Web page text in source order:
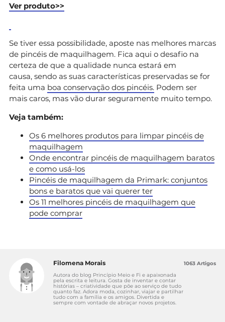
Ver produto>>
Se tiver essa possibilidade, aposte nas melhores marcas
de pincéis de maquilhagem. Fica aqui o desafio na
certeza de que a qualidade nunca estará em
causa, sendo as suas características preservadas se for
feita uma boa conservação dos pincéis. Podem ser
mais caros, mas vão durar seguramente muito tempo.
Veja também:
Os 6 melhores produtos para limpar pincéis de
maquilhagem
Onde encontrar pincéis de maquilhagem baratos
e como usá-los
Pincéis de maquilhagem da Primark: conjuntos
bons e baratos que vai querer ter
Os 11 melhores pincéis de maquilhagem que
pode comprar
Filomena Morais
Autora do blog Princípio Meio e Fi e apaixonada
pela escrita e leitura. Gosta de inventar e contar
histórias – criatividade que põe ao serviço de tudo
quanto faz. Adora moda, cozinhar, viajar e partilhar
tudo com a família e os amigos. Divertida e
sempre com vontade de abraçar novos projetos.
1063 Artigos